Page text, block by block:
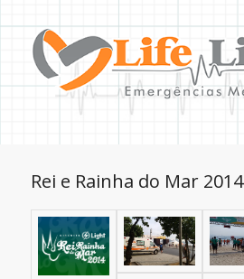
Rei e Rainha do Mar 2014